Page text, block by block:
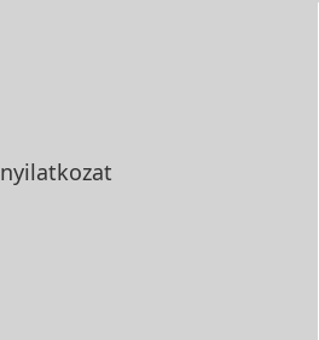
nyilatkozat